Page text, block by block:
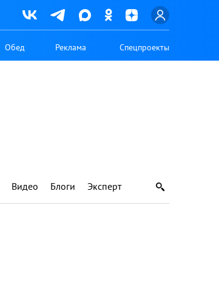
Обед Реклама Спецпроекты
Видео Блоги Эксперт